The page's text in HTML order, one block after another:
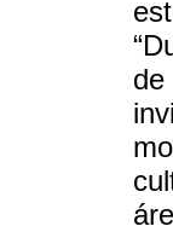
de